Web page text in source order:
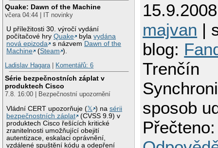
Quake: Dawn of the Machine
včera 04:44 | IT novinky
U příležitosti 30. výročí vydání
počítačové hryQuake bylavydána
nová epizoda
s názvem Dawn of the
Machine
(Steam ).
Ladislav Hagara| Komentářů: 6
Série bezpečnostních záplat v
produktech Cisco
7.8. 16:00 | Bezpečnostní upozornění
Vládní CERT upozorňuje (𝕏 ) nasérii
bezpečnostních záplat
(CVSS 9.9) v
produktech Cisco řešících kritické
zranitelnosti umožňující obejití
autentizace, eskalaci oprávnění,
vzdálené spuštění kódu a odepření
majvan |
blog:
Trenčín
sposob